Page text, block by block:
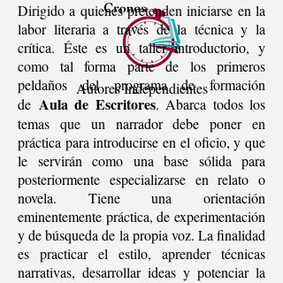
Autores Independientes
Dirigido a quienes pretenden iniciarse en la
labor literaria a través de la técnica y la
crítica. Éste es un taller introductorio, y
como tal forma parte de los primeros
peldaños del programa de formación
de Aula de Escritores. Abarca todos los
temas que un narrador debe poner en
práctica para introducirse en el oficio, y que
le servirán como una base sólida para
posteriormente especializarse en relato o
novela. Tiene una orientación
eminentemente práctica, de experimentación
y de búsqueda de la propia voz. La finalidad
es practicar el estilo, aprender técnicas
narrativas, desarrollar ideas y potenciar la